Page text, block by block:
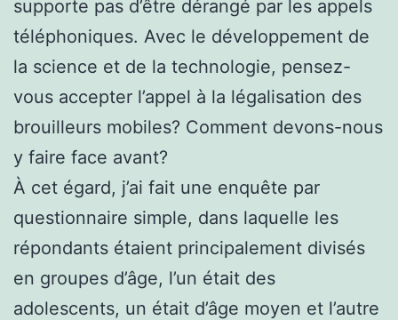
supporte pas d’être dérangé par les appels
téléphoniques. Avec le développement de
la science et de la technologie, pensez-
vous accepter l’appel à la légalisation des
brouilleurs mobiles? Comment devons-nous
y faire face avant?
À cet égard, j’ai fait une enquête par
questionnaire simple, dans laquelle les
répondants étaient principalement divisés
en groupes d’âge, l’un était des
adolescents, un était d’âge moyen et l’autre